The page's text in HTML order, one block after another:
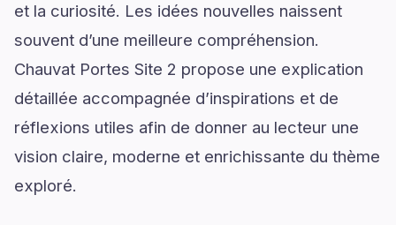
et la curiosité. Les idées nouvelles naissent
souvent d’une meilleure compréhension.
Chauvat Portes Site 2 propose une explication
détaillée accompagnée d’inspirations et de
réflexions utiles afin de donner au lecteur une
vision claire, moderne et enrichissante du thème
exploré.